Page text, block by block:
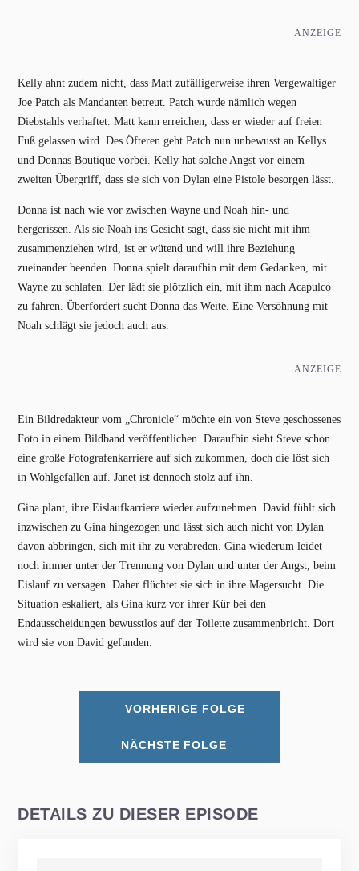
ANZEIGE
Kelly ahnt zudem nicht, dass Matt zufälligerweise ihren Vergewaltiger
Joe Patch als Mandanten betreut. Patch wurde nämlich wegen
Diebstahls verhaftet. Matt kann erreichen, dass er wieder auf freien
Fuß gelassen wird. Des Öfteren geht Patch nun unbewusst an Kellys
und Donnas Boutique vorbei. Kelly hat solche Angst vor einem
zweiten Übergriff, dass sie sich von Dylan eine Pistole besorgen lässt.
Donna ist nach wie vor zwischen Wayne und Noah hin- und
hergerissen. Als sie Noah ins Gesicht sagt, dass sie nicht mit ihm
zusammenziehen wird, ist er wütend und will ihre Beziehung
zueinander beenden. Donna spielt daraufhin mit dem Gedanken, mit
Wayne zu schlafen. Der lädt sie plötzlich ein, mit ihm nach Acapulco
zu fahren. Überfordert sucht Donna das Weite. Eine Versöhnung mit
Noah schlägt sie jedoch auch aus.
ANZEIGE
Ein Bildredakteur vom „Chronicle“ möchte ein von Steve geschossenes
Foto in einem Bildband veröffentlichen. Daraufhin sieht Steve schon
eine große Fotografenkarriere auf sich zukommen, doch die löst sich
in Wohlgefallen auf. Janet ist dennoch stolz auf ihn.
Gina plant, ihre Eislaufkarriere wieder aufzunehmen. David fühlt sich
inzwischen zu Gina hingezogen und lässt sich auch nicht von Dylan
davon abbringen, sich mit ihr zu verabreden. Gina wiederum leidet
noch immer unter der Trennung von Dylan und unter der Angst, beim
Eislauf zu versagen. Daher flüchtet sie sich in ihre Magersucht. Die
Situation eskaliert, als Gina kurz vor ihrer Kür bei den
Endausscheidungen bewusstlos auf der Toilette zusammenbricht. Dort
wird sie von David gefunden.
VORHERIGE FOLGE
NÄCHSTE FOLGE
DETAILS ZU DIESER EPISODE